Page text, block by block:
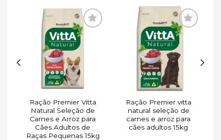
Adicionar
à lista de
desejos
Ração Premier Vitta
Natural Seleção de
Carnes e Arroz para
Cães Adultos de
Raças Pequenas 15kg
Adicionar
à lista de
desejos
Ração Premier vitta
natural seleção de
carnes e arroz para
cães adultos 15kg